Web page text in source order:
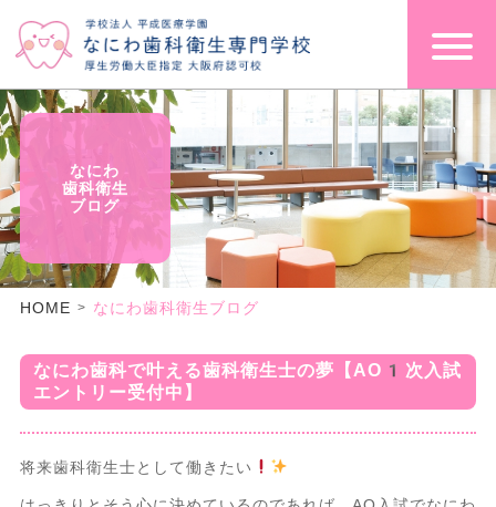
なにわ
歯科衛生
ブログ
HOME なにわ歯科衛生ブログ
なにわ歯科で叶える歯科衛生士の夢【AO1次入試
エントリー受付中】
将来歯科衛生士として働きたい